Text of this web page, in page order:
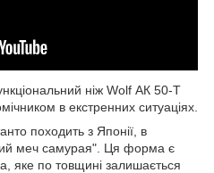
ніж Wolf АК 50-Т
в екстренних ситуаціях.
походить з Японії, в
меч самурая". Ця форма є
яке по товщині залишається